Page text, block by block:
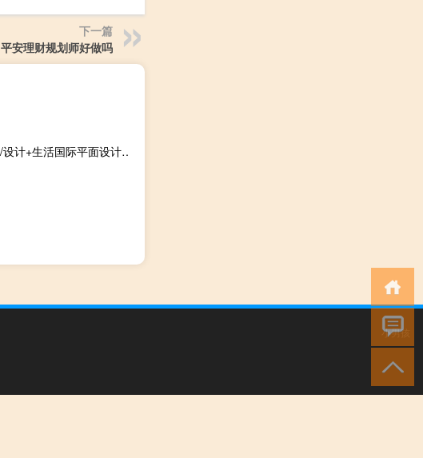
下一篇
平安理财规划师好做吗
孔乔/设计+生活国际平面设计师丛书(关于孔乔/设计+生活国际平面设计师丛书简述)
小男孩